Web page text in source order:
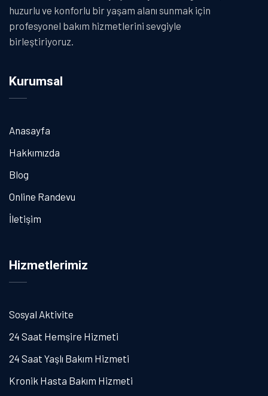
huzurlu ve konforlu bir yaşam alanı sunmak için
profesyonel bakım hizmetlerini sevgiyle
birleştiriyoruz.
Kurumsal
Anasayfa
Hakkımızda
Blog
Online Randevu
İletişim
Hizmetlerimiz
Sosyal Aktivite
24 Saat Hemşire Hizmeti
24 Saat Yaşlı Bakım Hizmeti
Kronik Hasta Bakım Hizmeti